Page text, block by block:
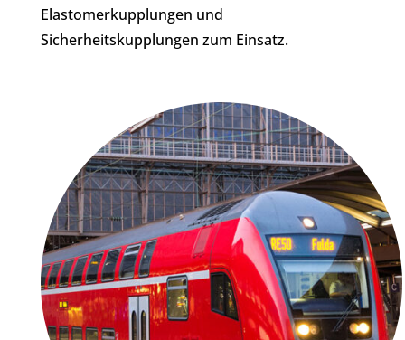
Elastomerkupplungen und
Sicherheitskupplungen zum Einsatz.